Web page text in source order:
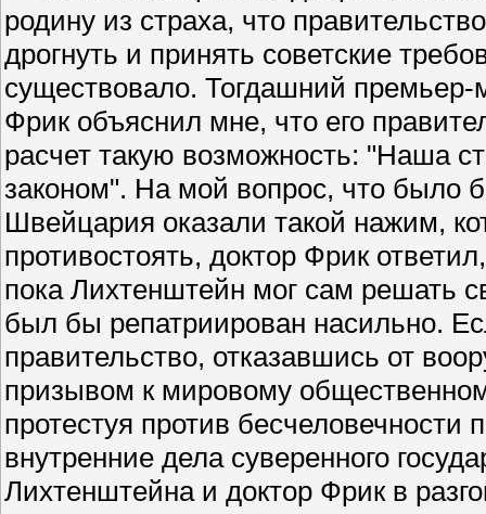
родину из страха, что
дрогнуть и принять советские
существовало. Тогдашний
Фрик объяснил мне, что его
расчет такую возможность: "Наша
законом". На мой вопрос, что
Швейцария оказали такой нажим,
противостоять, доктор Фрик
пока Лихтенштейн мог сам решать
был бы репатриирован насильно.
правительство, отказавшись от
призывом к мировому
протестуя против
внутренние дела суверенного
Лихтенштейна и доктор Фрик в